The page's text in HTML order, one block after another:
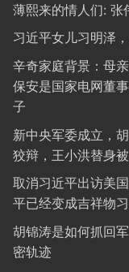
薄熙来的情人们: 张
习近平女儿习明泽
辛奇家庭背景：母
保安是国家电网董
子
新中央军委成立，
狡辩，王小洪替身
取消习近平出访美
平已经变成吉祥物
胡锦涛是如何抓回
密轨迹